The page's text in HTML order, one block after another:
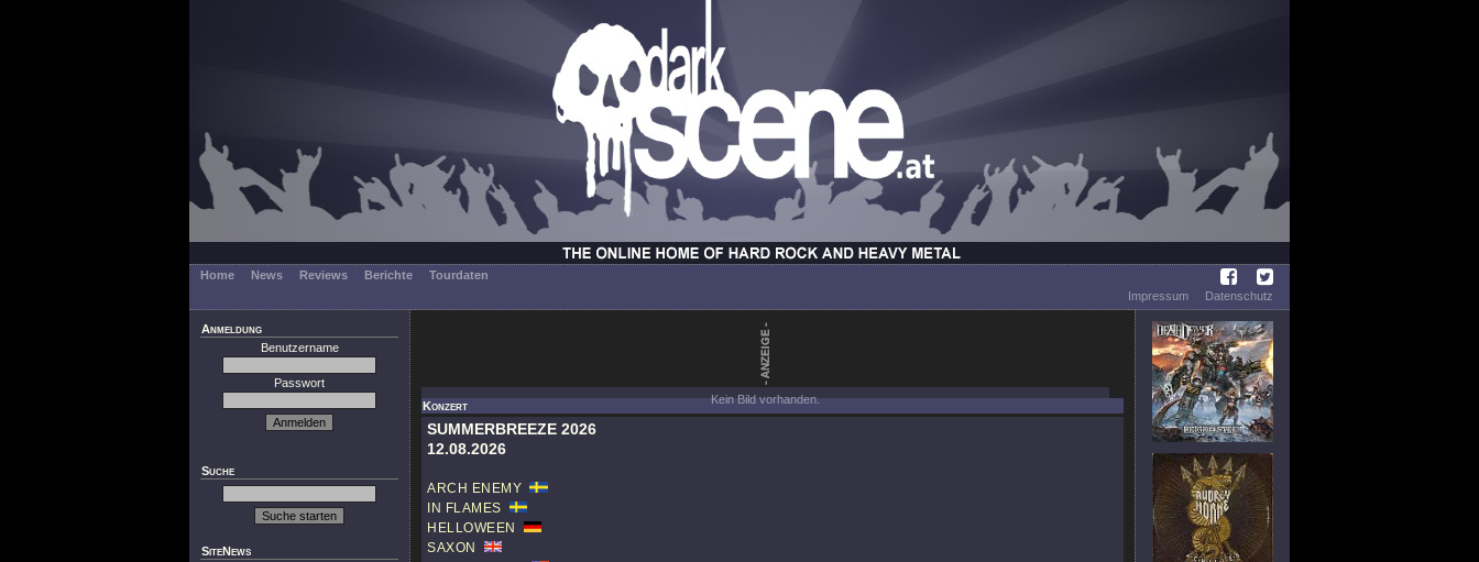
Home News Reviews Berichte
Tourdaten
Impressum
Datenschutz
Anmeldung
Benutzername
Passwort
Suche
SiteNews
Kein Bild vorhanden.
Konzert
SUMMERBREEZE 2026
12.08.2026
ARCH ENEMY
IN FLAMES
HELLOWEEN
SAXON